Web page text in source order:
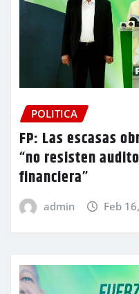
POLITICA
FP: Las escasas
“no resisten
financiera”
admin Feb